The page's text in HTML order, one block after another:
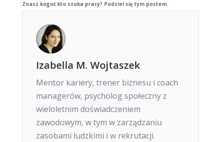
Znasz kogoś kto szuka pracy? Podziel się tym postem.
Izabella M. Wojtaszek
Mentor kariery, trener biznesu i coach
managerów, psycholog społeczny z
wieloletnim doświadczeniem
zawodowym, w tym w zarządzaniu
zasobami ludzkimi i w rekrutacji.